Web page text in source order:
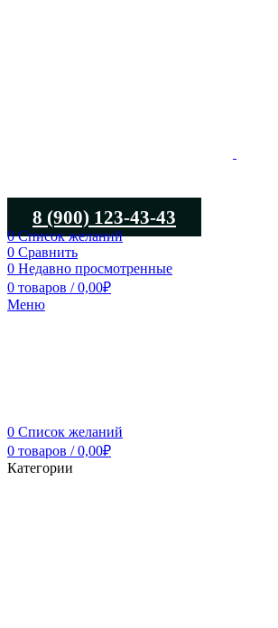
8 (900) 123-43-43
0Список желаний
0 Сравнить
0 Недавно просмотренные
0 товаров / 0,00₽
Меню
0 Список желаний
0 товаров / 0,00₽
Категории